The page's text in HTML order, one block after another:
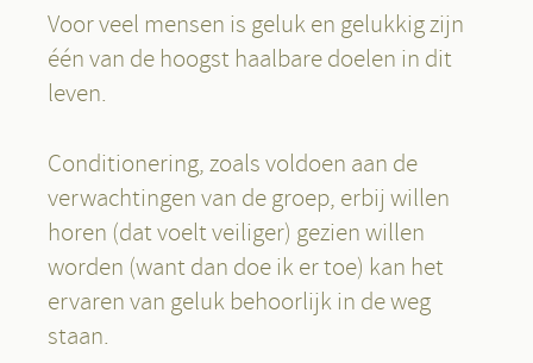
Voor veel mensen is geluk en gelukkig zijn
één van de hoogst haalbare doelen in dit
leven.
Conditionering, zoals voldoen aan de
verwachtingen van de groep, erbij willen
horen (dat voelt veiliger) gezien willen
worden (want dan doe ik er toe) kan het
ervaren van geluk behoorlijk in de weg
staan.